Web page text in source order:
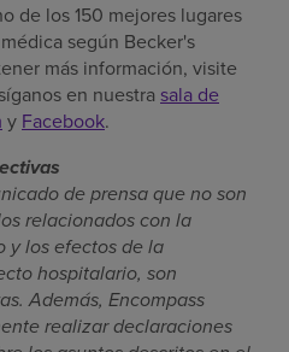
de los 150 mejores lugares
según Becker's
más información, visite
en nuestra sala de
y Facebook.
de prensa que no son
relacionados con la
y los efectos de la
hospitalario, son
Además, Encompass
realizar declaraciones